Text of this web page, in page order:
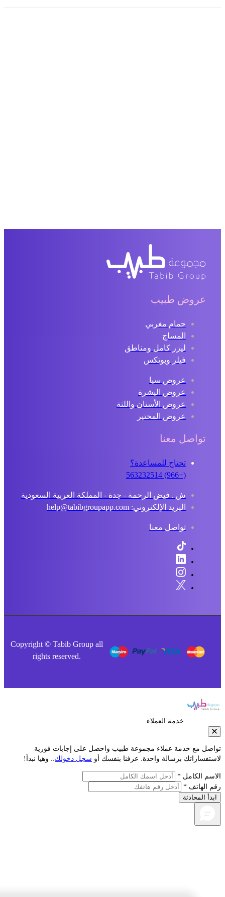
عروض طبيب
حمام مغربي
المساج
ليزر كامل ومناطق
فيلر وبوتكس
عروض سبا
عروض البشرة
عروض الأسنان واللثة
عروض المختبر
تواصل معنا
تحتاج للمساعدة؟
ش . فيض الرحمة - جدة - المملكة العربية السعودية
البريد الإلكتروني: help@tabibgroupapp.com
تواصل معنا
Copyright © Tabib Group all
rights reserved.
خدمة العملاء
مع خدمة عملاء مجموعة طبيب واحصل على إجابات فورية
برسالة واحدة. عرفنا بنفسك أوسجل دخولك.. وهيا نبدأ!
الكامل *
الهاتف *
المحادثة